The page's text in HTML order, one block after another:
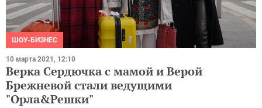
ШОУ-БИЗНЕС
10 марта 2021, 12:10
Верка Сердючка с мамой и Верой
Брежневой стали ведущими
"Орла&Решки"